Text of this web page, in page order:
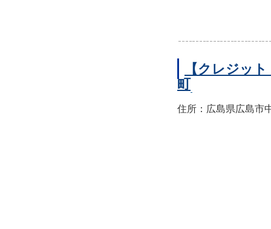
【クレジッ
町
住所：広島県広島市